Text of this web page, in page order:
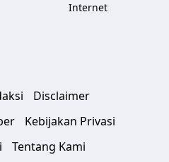
Internet
Disclaimer
Kebijakan Privasi
Tentang Kami